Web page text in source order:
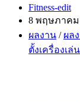
Post
author:
Fitness-edit
Post
published:
8 พฤษภาคม
Post
category:
ผลงาน / ผล
ตั้งเครื่องเ